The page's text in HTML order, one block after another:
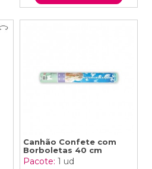
Canhão Confete com
Borboletas 40 cm
Pacote: 1 ud